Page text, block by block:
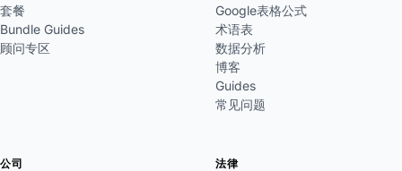
套餐
Bundle Guides
顾问专区
Google表格公式
术语表
数据分析
博客
Guides
常见问题
公司 法律